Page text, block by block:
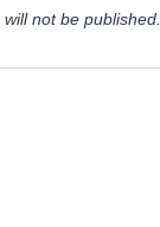
not be published.